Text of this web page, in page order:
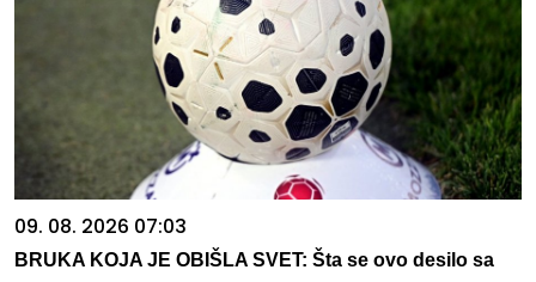
09. 08. 2026 07:03
BRUKA KOJA JE OBIŠLA SVET: Šta se ovo desilo sa